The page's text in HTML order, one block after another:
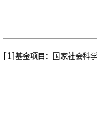
[1]基金项目：国家社会科